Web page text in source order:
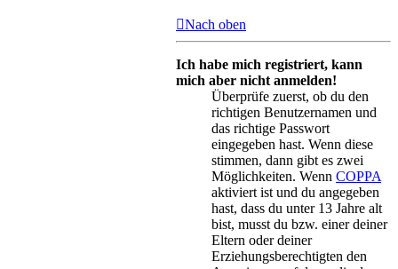
Nach oben
Ich habe mich registriert, kann
mich aber nicht anmelden!
Überprüfe zuerst, ob du den
richtigen Benutzernamen und
das richtige Passwort
eingegeben hast. Wenn diese
stimmen, dann gibt es zwei
Möglichkeiten. Wenn COPPA
aktiviert ist und du angegeben
hast, dass du unter 13 Jahre alt
bist, musst du bzw. einer deiner
Eltern oder deiner
Erziehungsberechtigten den